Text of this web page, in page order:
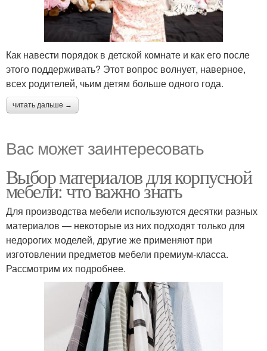
Как навести порядок в детской комнате и как его после
этого поддерживать? Этот вопрос волнует, наверное,
всех родителей, чьим детям больше одного года.
читать дальше →
Вас может заинтересовать
Выбор материалов для корпусной
мебели: что важно знать
Для производства мебели используются десятки разных
материалов — некоторые из них подходят только для
недорогих моделей, другие же применяют при
изготовлении предметов мебели премиум-класса.
Рассмотрим их подробнее.